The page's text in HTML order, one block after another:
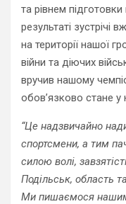
та рівнем підготовки
результаті зустрічі
на території нашої
війни та діючих
вручив нашому
обов’язково стане у
“Це надзвичайно
спортсмени, а тим
силою волі,
Подільськ, область
Ми пишаємося